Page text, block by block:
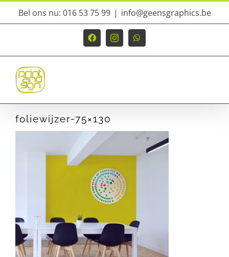
Ga
inhoud
Bel ons nu: 016 53 75 99 | info@geensgraphics.be
FacebookInstagramWhatsApp
foliewijzer-75×130